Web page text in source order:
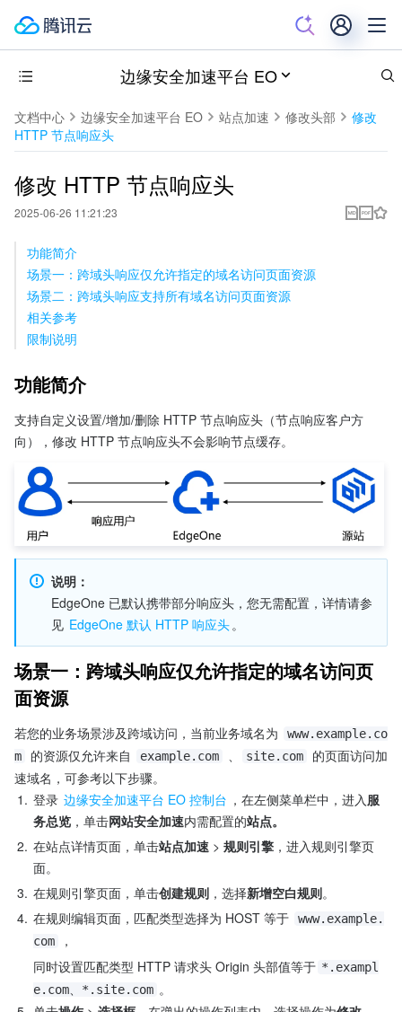
边缘安全加速平台 EO
文档中心 边缘安全加速平台 EO 站点加速 修改头部
修改
HTTP 节点响应头
修改 HTTP 节点响应头
2025-06-26 11:21:23
功能简介
场景一：跨域头响应仅允许指定的域名访问页面资源
场景二：跨域头响应支持所有域名访问页面资源
相关参考
限制说明
功能简介
支持自定义设置/增加/删除 HTTP 节点响应头（节点响应客户方
向），修改 HTTP 节点响应头不会影响节点缓存。
说明：
EdgeOne 已默认携带部分响应头，您无需配置，详情请参
见 EdgeOne 默认 HTTP 响应头。
场景一：跨域头响应仅允许指定的域名访问页
面资源
若您的业务场景涉及跨域访问，当前业务域名为
www.example.co
m
的资源仅允许来自 example.com 、 site.com
的页面访问加
速域名，可参考以下步骤。
1. 登录 边缘安全加速平台 EO 控制台 ，在左侧菜单栏中，进入服
务总览 ，单击网站安全加速内需配置的站点。
2. 在站点详情页面，单击站点加速 > 规则引擎 ，进入规则引擎页
面。
3. 在规则引擎页面，单击创建规则 ，选择新增空白规则。
4. 在规则编辑页面，匹配类型选择为 HOST 等于
www.example.
com
，
同时设置匹配类型 HTTP 请求头 Origin 头部值等于 *.exampl
e.com、*.site.com 。